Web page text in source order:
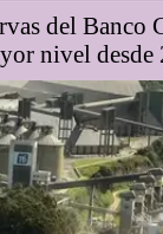
del Banco
nivel desde